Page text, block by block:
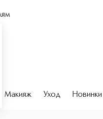
Макияж Уход Новинки